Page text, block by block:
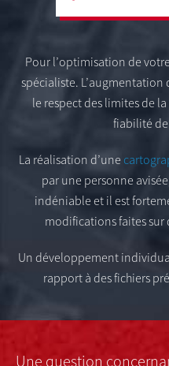
Pour l’optimisation de
spécialiste. L’augmentation
le respect des limites de
fiabilité
La réalisation d’une
par une personne
indéniable et il est
modifications faites sur
Un développement
rapport à des fichiers
Une question